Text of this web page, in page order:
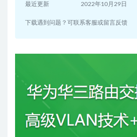
最近更新 2022年10月29日
下载遇到问题？可联系客服或留言反馈